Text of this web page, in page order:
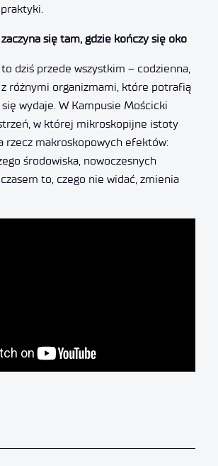
się tam, gdzie kończy się oko
dziś przede wszystkim – codzienna,
różnymi organizmami, które potrafią
wydaje. W Kampusie Mościcki
w której mikroskopijne istoty
rzecz makroskopowych efektów:
środowiska, nowoczesnych
to, czego nie widać, zmienia